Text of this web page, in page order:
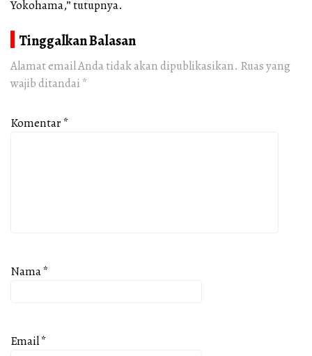
Yokohama,” tutupnya.
Tinggalkan Balasan
Alamat email Anda tidak akan dipublikasikan. Ruas yang
wajib ditandai *
Komentar*
Nama*
Email*